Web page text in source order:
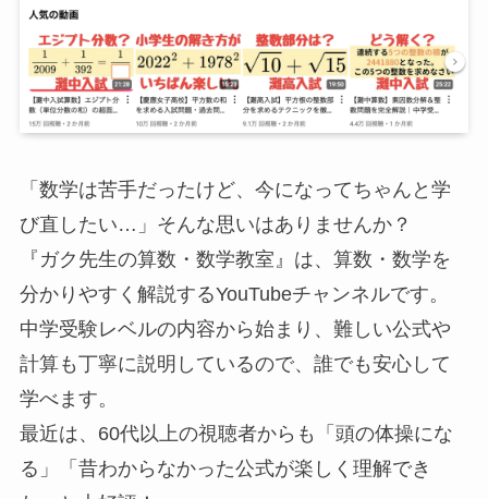
「数学は苦手だったけど、今になってちゃんと学
び直したい…」そんな思いはありませんか？
『ガク先生の算数・数学教室』は、算数・数学を
分かりやすく解説するYouTubeチャンネルです。
中学受験レベルの内容から始まり、難しい公式や
計算も丁寧に説明しているので、誰でも安心して
学べます。
最近は、60代以上の視聴者からも「頭の体操にな
る」「昔わからなかった公式が楽しく理解でき